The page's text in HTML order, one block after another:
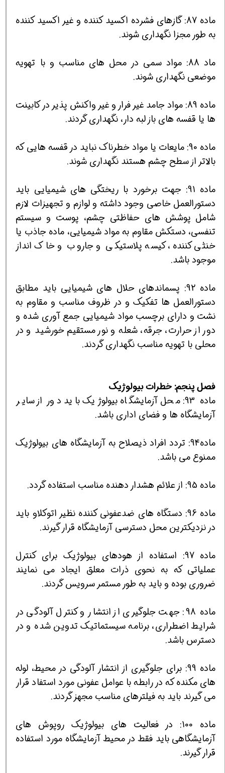
ماده 87: گازهای فشرده اكسید كننده و غیر اكسید كننده
به طور مجزا نگهداری شوند.
ماد 88: مواد سمی در محل های مناسب و با تهویه
موضعی نگهداری شوند.
ماده 89: مواد جامد غیر فرار و غیر واكنش پذیر در كابینت
ها یا قفسه های باز لبه دار، نگهداری گردند.
ماده 90: مایعات یا مواد خطرناك نباید در قفسه هایی كه
بالاتر از سطح چشم هستند نگهداری شوند.
ماده 91: جهت برخورد با ریختگی های شیمیایی باید
دستورالعمل خاصی وجود داشته و لوازم و تجهیزات لازم
شامل پوشش های حفاظتی چشم، پوست و سیستم
تنفسی، دستكش مقاوم به مواد شیمیایی، ماده جاذب یا
خنثی كننده، كیسه پلاستیكی و جاروب و خاك انداز
موجود باشد.
ماده 92: پسماندهای حلال های شیمیایی باید مطابق
دستورالعمل ها تفكیك و در ظروف مناسب و مقاوم به
نشت و دارای برچسب مواد شیمیایی جمع آوری شده و
دور از حرارت، جرقه، شعله و نور مستقیم خورشید و در
محلی با تهویه مناسب نگهداری گردند.
فصل پنجم: خطرات بیولوژیك
ماده 93: محل آزمایشگاه بیولوژیك باید دور از سایر
آزمایشگاه ها و فضای اداری باشد.
ماده94: تردد افراد ذیصلاح به آزمایشگاه های بیولوژیك
ممنوع می باشد.
ماده 95: از علائم هشدار دهنده مناسب استفاده گردد.
ماده 96: دستگاه های ضدعفونی كننده نظیر اتوكلاو باید
در نزدیكترین محل دسترسی آزمایشگاه قرار گیرند.
ماده 97: استفاده از هودهای بیولوژیك برای كنترل
عملیاتی كه به نحوی ذرات معلق ایجاد می نمایند
ضروری بوده و باید به طور مستمر سرویس گردند.
ماده 98: جهت جلوگیری از انتشار و كنترل آلودگی در
شرایط اضطراری، برنامه سیستماتیك تدوین شده و در
دسترس باشد.
ماده 99: برای جلوگیری از انتشار آلودگی در محیط، لوله
های مكنده كه در رابطه با عوامل عفونی مورد استفاد قرار
می گیرند باید به فیلترهای مناسب مجهز گردند.
ماده 100: در فعالیت های بیولوژیك روپوش های
آزمایشگاهی باید فقط در محیط آزمایشگاه مورد استفاده
قرار گیرند.